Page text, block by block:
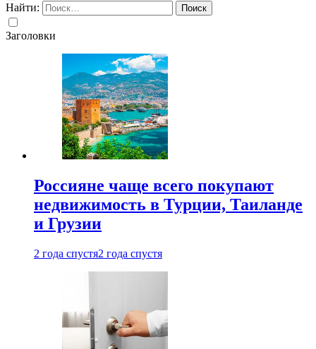
Найти:
Заголовки
Россияне чаще всего покупают
недвижимость в Турции, Таиланде
и Грузии
2 года спустя2 года спустя